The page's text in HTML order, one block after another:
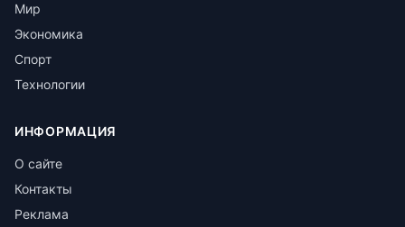
Мир
Экономика
Спорт
Технологии
ИНФОРМАЦИЯ
О сайте
Контакты
Реклама